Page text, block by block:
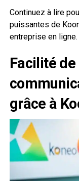
Continuez à lire
puissantes de
entreprise en ligne.
Facilité
grâce à